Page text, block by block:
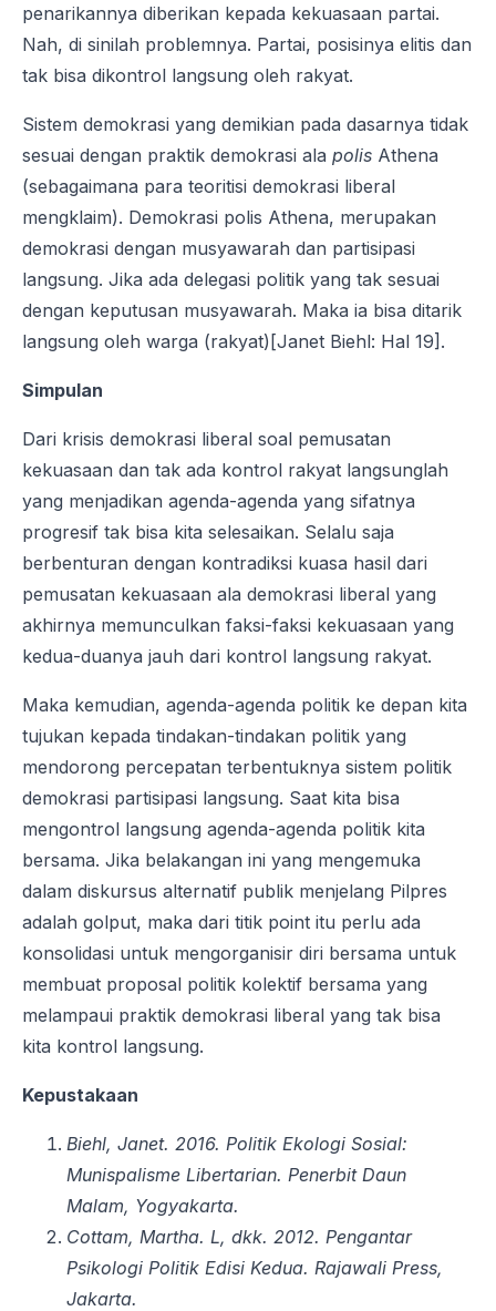
penarikannya diberikan kepada kekuasaan partai.
Nah, di sinilah problemnya. Partai, posisinya elitis dan
tak bisa dikontrol langsung oleh rakyat.
Sistem demokrasi yang demikian pada dasarnya tidak
sesuai dengan praktik demokrasi ala polis Athena
(sebagaimana para teoritisi demokrasi liberal
mengklaim). Demokrasi polis Athena, merupakan
demokrasi dengan musyawarah dan partisipasi
langsung. Jika ada delegasi politik yang tak sesuai
dengan keputusan musyawarah. Maka ia bisa ditarik
langsung oleh warga (rakyat)[Janet Biehl: Hal 19].
Simpulan
Dari krisis demokrasi liberal soal pemusatan
kekuasaan dan tak ada kontrol rakyat langsunglah
yang menjadikan agenda-agenda yang sifatnya
progresif tak bisa kita selesaikan. Selalu saja
berbenturan dengan kontradiksi kuasa hasil dari
pemusatan kekuasaan ala demokrasi liberal yang
akhirnya memunculkan faksi-faksi kekuasaan yang
kedua-duanya jauh dari kontrol langsung rakyat.
Maka kemudian, agenda-agenda politik ke depan kita
tujukan kepada tindakan-tindakan politik yang
mendorong percepatan terbentuknya sistem politik
demokrasi partisipasi langsung. Saat kita bisa
mengontrol langsung agenda-agenda politik kita
bersama. Jika belakangan ini yang mengemuka
dalam diskursus alternatif publik menjelang Pilpres
adalah golput, maka dari titik point itu perlu ada
konsolidasi untuk mengorganisir diri bersama untuk
membuat proposal politik kolektif bersama yang
melampaui praktik demokrasi liberal yang tak bisa
kita kontrol langsung.
Kepustakaan
Biehl, Janet. 2016. Politik Ekologi Sosial:
Munispalisme Libertarian. Penerbit Daun
Malam, Yogyakarta.
Cottam, Martha. L, dkk. 2012. Pengantar
Psikologi Politik Edisi Kedua. Rajawali Press,
Jakarta.